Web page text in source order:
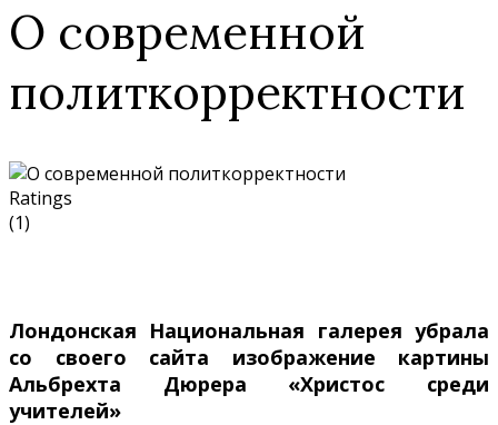
О современной
политкорректности
Ratings
(1)
Лондонская Национальная галерея убрала
со своего сайта изображение картины
Альбрехта Дюрера «Христос среди
учителей»